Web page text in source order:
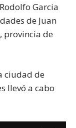
Garcia
de Juan
provincia de
ciudad de
llevó a cabo